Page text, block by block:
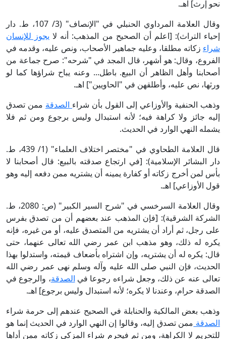
نحو إرث] اهـ.
وقال العلامة المرداوي الحنبلي في "الإنصاف" (3/ 107، ط. دار
إحياء التراث): [اعلم أن الصحيح من المذهب: أنه لا يجوز للإنسان
شراء زكاته مطلقا، وعليه جماهير الأصحاب، ونص عليه، وقدمه في
الفروع، وقال: هو أشهر، قال المجد في "شرحه": صرح جماعة من
أصحابنا وأهل الظاهر أن البيع. باطل... وعنه يباح شراؤها كما لو
ورثها، نص عليه، وأطلقهن في "الحاويين"] اهـ.
وذهب الحنفية والأوزاعي إلى القول بأن شراء الصدقة ممن تصدق
إليه جائز ولا كراهة فيه؛ لأنه استبدال وليس برجوع ومن ثم فلا
يشمله النهي الوارد في الحديث.
قال العلامة الطحاوي في "مختصر اختلاف العلماء" (1/ 439، ط.
دار البشائر الإسلامية): [في ارتجاع صدقته بالبيع: قال أصحابنا لا
بأس لمن أخرج زكاته أو كفارة يمينه أن يشتريه ممن دفعه إليه وهو
قول الأوزاعي] اهـ.
وقال العلامة السرخسي في "شرح السير الكبير" (ص: 2080، ط.
الشركة الشرقية): [فإن المذهب عند بعضهم أن من تصدق بفرس
على رجل، ثم أراد أن يشتريه من المتصدق عليه، أو من غيره، فإنه
يكره له ذلك، وهو مذهب ابن عمر رضي الله تعالى عنهما، حتى
قال: يكره له أن يشتريه، وإن اشتراه بأضعاف قيمته، واستدلوا بهذا
الحديث، فإن النبي صلى الله عليه وآله وسلم نهى عمر رضي الله
تعالى عنه عن ذلك، وجعل شراءه رجوعا في الصدقة، والرجوع في
الصدقة حرام، وعندنا لا يكره؛ لأنه استبدال وليس برجوع] اهـ.
وذهب بعض المالكية والحنابلة في الصحيح عندهم إلى حرمة شراء
الصدقة ممن تصدق إليه، وقالوا إن النهي الوارد في الحديث إنما هو
للتحريم لا الكراهة، ومن ثم فيحرم شراء المزكي زكاته ممن أداها